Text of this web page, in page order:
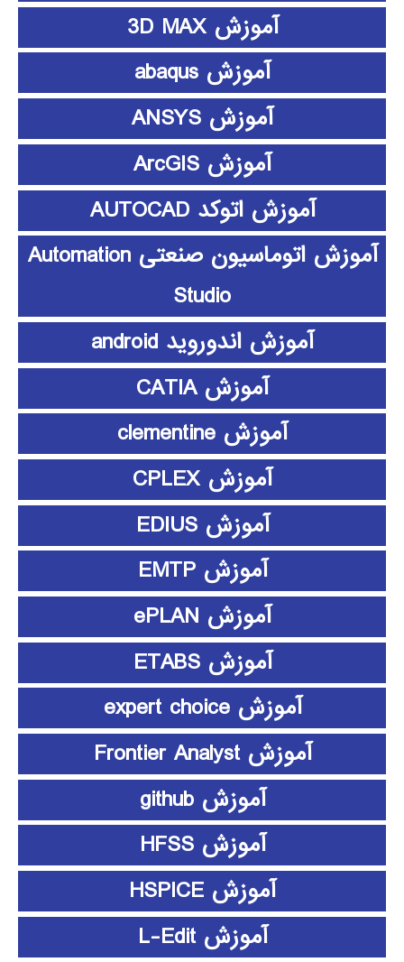
آموزش 3D MAX
آموزش abaqus
آموزش ANSYS
آموزش ArcGIS
آموزش اتوکد AUTOCAD
آموزش اتوماسیون صنعتی Automation
Studio
آموزش اندوروید android
آموزش CATIA
آموزش clementine
آموزش CPLEX
آموزش EDIUS
آموزش EMTP
آموزش ePLAN
آموزش ETABS
آموزش expert choice
آموزش Frontier Analyst
آموزش github
آموزش HFSS
آموزش HSPICE
آموزش L-Edit